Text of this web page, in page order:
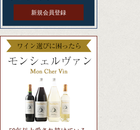
新規会員登録